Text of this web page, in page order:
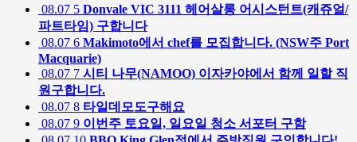
08.07 5 Donvale VIC 3111 헤어살롱 어시스턴트(캐쥬얼/
파트타임) 구합니다
08.07 6 Makimoto에서 chef를 모집합니다. (NSW주 Port
Macquarie)
08.07 7 시티 나무(NAMOO) 이자카야에서 함께 일할 직
원구합니다.
08.07 8 타일데모도구해요
08.07 9 이번주 토요일, 일요일 청소 서포터 구함